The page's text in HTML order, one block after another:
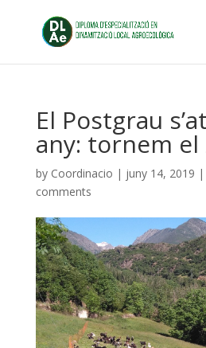
El Postgrau
any: tornem el
by Coordinacio | juny 14, 2019 |
comments